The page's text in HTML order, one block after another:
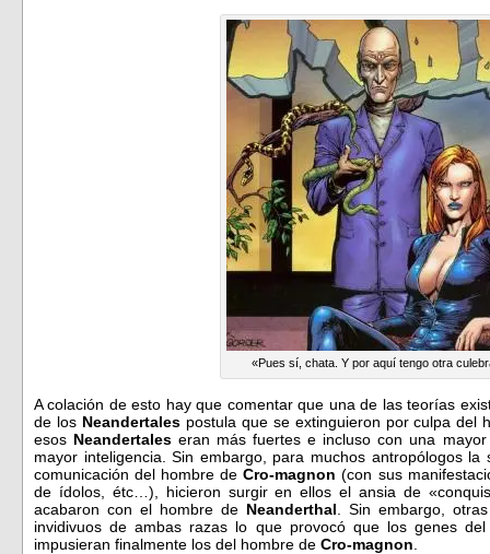
«Pues sí, chata. Y por aquí tengo otra
A colación de esto hay que comentar que una de las teorías
de los Neandertales postula que se extinguieron por culpa del
esos Neandertaleseran más fuertes e incluso con una
mayor inteligencia. Sin embargo, para muchos antropólogos
comunicación del hombre de Cro-magnon(con sus
de ídolos, étc…), hicieron surgir en ellos el ansia de
acabaron con el hombre de Neanderthal . Sin embargo,
invidivuos de ambas razas lo que provocó que los genes
impusieran finalmente los del hombre de Cro-magnon